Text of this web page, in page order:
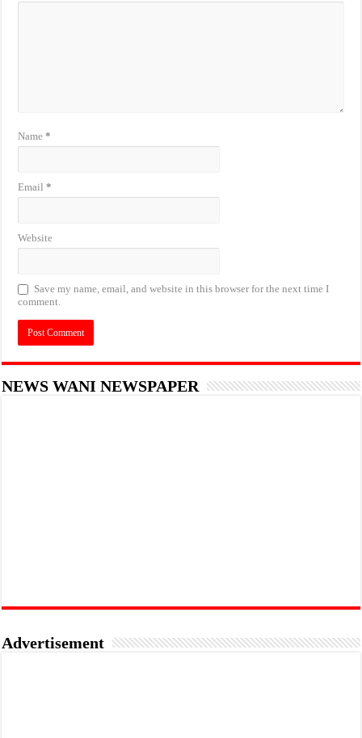
Name*
Email*
Website
Save my name, email, and website in this browser for the next time I
comment.
NEWS WANI NEWSPAPER
Advertisement